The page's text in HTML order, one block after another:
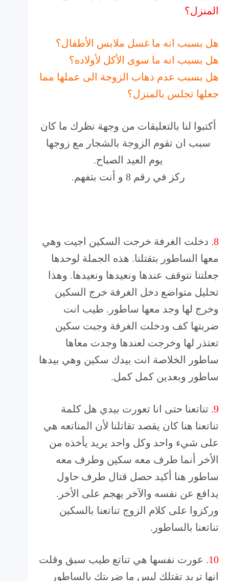
المنزل؟
هل بسبب انه ما غسل ملابس الأطفال؟
هل بسبب انه ما سوى الأكل لأولاده؟
هل بسبب عدم ذهاب الزوجة الى عملها مما
جعلها تجلس بالمنزل؟
أكتبوا لنا بالتعليقات من وجهة نظرك ما كان
سبب ان تقوم الزوجة بالشجار مع زوجها
يوم العيد الصباح.
ركز في رقم 8 و أنت بتفهم.
8. دخلت الغرفة خرجت السكين اجيت وهي
معها الساطور بتقتلنا. هذه الجملة لوحدها
جعلتنا نتوقف عندها ونعيدها ونعيدها. وهذا
تحليل متواضع دخل الغرفة خرج السكين
وخرج لها وجد معها ساطور. طيب انت
ضربتها كف ودخلت الغرفة وجبت سكين
تعتذر لها وخرجت لعندها وجدت معاها
ساطور الخلاصة انت بيدك سكين وهي بيدها
ساطور وبعدين كمل كمل.
9. تناتعنا حتى انا تعورت بيدي هل كلمة
تناتعنا هنا كان يقصد تقاتلنا لأن المناتعه هي
على شيء واحد وكل واحد يريد يأخذه من
الأخر أنما طرف معه سكين وطرف معه
ساطور هنا أكيد حصل قتال طرف حاول
يدافع عن نفسه والآخر يهجم على الأخر.
وركزوا على كلام الزوج تناتعنا بالسكين
تناتعنا بالساطور.
10. عورت نفسها هي تناتع طيب سبق وقلت
انها تريد تقتلك ليس ما ضربتك بالساطور